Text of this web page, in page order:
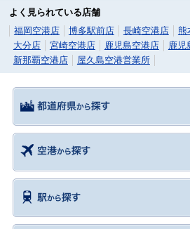
よく見られている店舗
福岡空港店
博多駅前店 長崎空港店 熊
大分店
宮崎空港店 鹿児島空港店
鹿児
新那覇空港店
屋久島空港営業所